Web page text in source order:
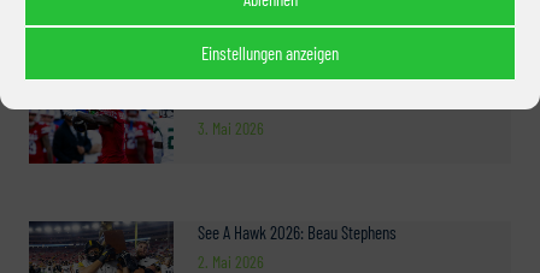
Einstellungen anzeigen
3. Mai 2026
See A Hawk 2026: Beau Stephens
2. Mai 2026